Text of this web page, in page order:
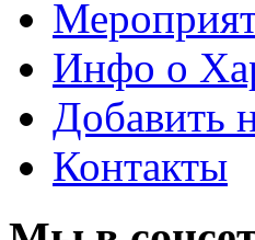
Инфо о
Добавить
Контакты